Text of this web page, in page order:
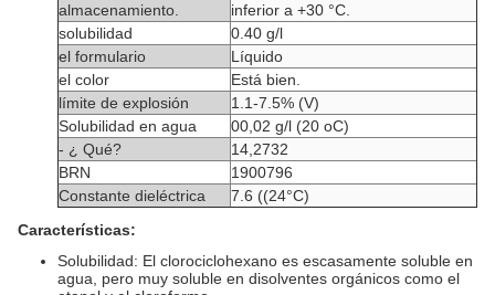
almacenamiento.
inferior a +30 °C.
solubilidad
0.40 g/l
el formulario
Líquido
el color
Está bien.
límite de explosión
1.1-7.5% (V)
Solubilidad en agua
00,02 g/l (20 oC)
- ¿ Qué?
14,2732
BRN
1900796
Constante dieléctrica
7.6 ((24°C)
Características:
Solubilidad: El clorociclohexano es escasamente soluble en
agua, pero muy soluble en disolventes orgánicos como el